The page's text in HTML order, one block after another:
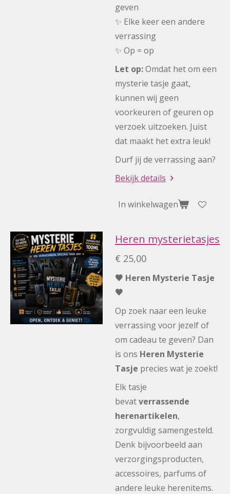
geven
✨ Elke keer een andere
verrassing
✨ Op = op
Let op:Omdat het om een
mysterie tasje gaat,
kunnen wij geen
voorkeuren of geuren op
verzoek uitzoeken. Juist
dat maakt het extra leuk!
Durf jij de verrassing aan?
Bekijk details
In winkelwagen
Heren mysterietasjes
€ 25,00
🖤 Heren Mysterie Tasje
🖤
Op zoek naar een leuke
verrassing voor jezelf of
om cadeau te geven? Dan
is ons Heren Mysterie
Tasje precies wat je zoekt!
Elk tasje
bevatverrassende
herenartikelen,
zorgvuldig samengesteld.
Denk bijvoorbeeld aan
verzorgingsproducten,
accessoires, parfums of
andere leuke herenitems.